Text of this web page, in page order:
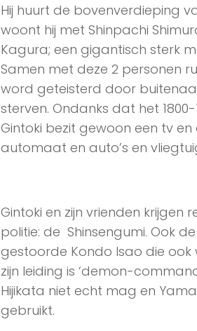
Hij huurt de bovenverdieping
woont hij met Shinpachi
Kagura; een gigantisch sterk
Samen met deze 2 personen
word geteisterd door
sterven. Ondanks dat het
Gintoki bezit gewoon een tv
automaat en auto’s en
Gintoki en zijn vrienden
politie: de Shinsengumi. Ook
gestoorde Kondo Isao die
zijn leiding is ‘demon-
Hijikata niet echt mag en
gebruikt.